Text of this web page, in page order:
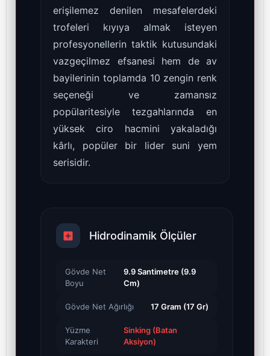
erişilemez denilen mesafelerdeki
trofeleri kıyıya almak isteyen
profesyonellerin taktik kutusundaki
vazgeçilmez efsanesi hem de av
bayilerinin toplamda 10 zengin renk
seçeneği ve zamansız
popülaritesiyle tezgahlarında en
yüksek ciro hacmini yakaladığı
kârlı, popüler bir lider suni yem
serisidir.
Hidrodinamik Ölçüler
Gövde Net
Boyu
9.9 Santimetre (9.9
Cm)
Gövde Net Ağırlığı 17 Gram (17 Gr)
Yüzme
Karakteri
Sinking (Batan
Aksiyon)